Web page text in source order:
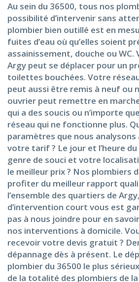
Au sein du 36500, tous nos
possibilité d’intervenir sans
plombier bien outillé est en
fuites d’eau où qu’elles soient
assainissement, douche ou WC.
Argy peut se déplacer pour un
toilettes bouchées. Votre
peut aussi être remis à neuf ou
ouvrier peut remettre en
qui a des soucis ou n’importe
réseau qui ne fonctionne plus.
paramètres que nous analysons
votre tarif ? Le jour et l’heure
genre de souci et votre
le meilleur prix ? Nos plombiers
profiter du meilleur rapport
l’ensemble des quartiers de
d’intervention court vous est
pas à nous joindre pour en
nos interventions à domicile.
recevoir votre devis gratuit ?
dépannage dès à présent. Le
plombier du 36500 le plus
de la totalité des plombiers de